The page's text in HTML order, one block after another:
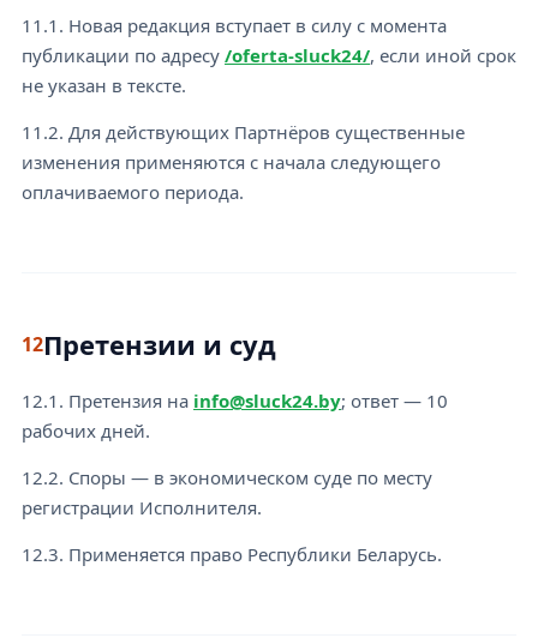
11.1. Новая редакция вступает в силу с момента
публикации по адресу /oferta-sluck24/, если иной срок
не указан в тексте.
11.2. Для действующих Партнёров существенные
изменения применяются с начала следующего
оплачиваемого периода.
12Претензии и суд
12.1. Претензия на info@sluck24.by; ответ — 10
рабочих дней.
12.2. Споры — в экономическом суде по месту
регистрации Исполнителя.
12.3. Применяется право Республики Беларусь.